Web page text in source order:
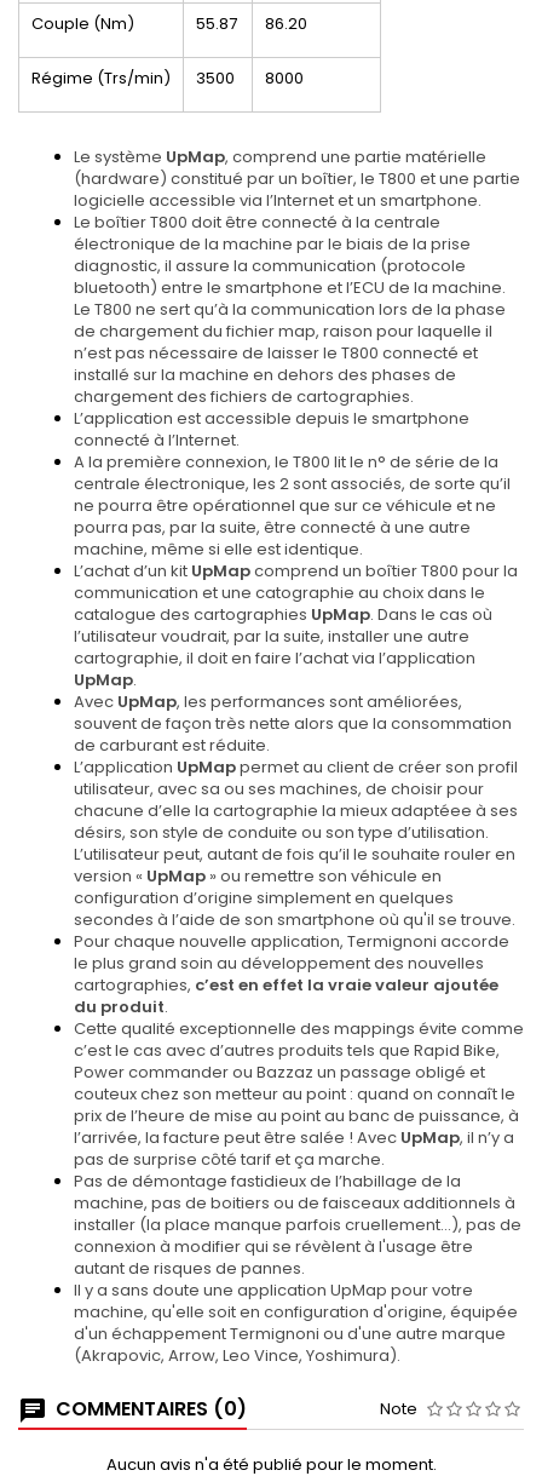
Couple (Nm) 55.87 86.20
Régime (Trs/min) 3500 8000
Le système UpMap, comprend une partie matérielle
(hardware) constitué par un boîtier, le T800 et une partie
logicielle accessible via l’Internet et un smartphone.
Le boîtier T800 doit être connecté à la centrale
électronique de la machine par le biais de la prise
diagnostic, il assure la communication (protocole
bluetooth) entre le smartphone et l’ECU de la machine.
Le T800 ne sert qu’à la communication lors de la phase
de chargement du fichier map, raison pour laquelle il
n’est pas nécessaire de laisser le T800 connecté et
installé sur la machine en dehors des phases de
chargement des fichiers de cartographies.
L’application est accessible depuis le smartphone
connecté à l’Internet.
A la première connexion, le T800 lit le n° de série de la
centrale électronique, les 2 sont associés, de sorte qu’il
ne pourra être opérationnel que sur ce véhicule et ne
pourra pas, par la suite, être connecté à une autre
machine, même si elle est identique.
L’achat d’un kit UpMapcomprend un boîtier T800 pour la
communication et une catographie au choix dans le
catalogue des cartographies UpMap. Dans le cas où
l’utilisateur voudrait, par la suite, installer une autre
cartographie, il doit en faire l’achat via l’application
UpMap.
Avec UpMap, les performances sont améliorées,
souvent de façon très nette alors que la consommation
de carburant est réduite.
L’application UpMappermet au client de créer son profil
utilisateur, avec sa ou ses machines, de choisir pour
chacune d’elle la cartographie la mieux adaptéee à ses
désirs, son style de conduite ou son type d’utilisation.
L’utilisateur peut, autant de fois qu’il le souhaite rouler en
version « UpMap » ou remettre son véhicule en
configuration d’origine simplement en quelques
secondes à l’aide de son smartphone où qu'il se trouve.
Pour chaque nouvelle application, Termignoni accorde
le plus grand soin au développement des nouvelles
cartographies, c’est en effet la vraie valeur ajoutée
du produit.
Cette qualité exceptionnelle des mappings évite comme
c’est le cas avec d’autres produits tels que Rapid Bike,
Power commander ou Bazzaz un passage obligé et
couteux chez son metteur au point : quand on connaît le
prix de l’heure de mise au point au banc de puissance, à
l’arrivée, la facture peut être salée ! Avec UpMap, il n’y a
pas de surprise côté tarif et ça marche.
Pas de démontage fastidieux de l’habillage de la
machine, pas de boitiers ou de faisceaux additionnels à
installer (la place manque parfois cruellement…), pas de
connexion à modifier qui se révèlent à l'usage être
autant de risques de pannes.
Il y a sans doute une application UpMap pour votre
machine, qu'elle soit en configuration d'origine, équipée
d'un échappement Termignoni ou d'une autre marque
(Akrapovic, Arrow, Leo Vince, Yoshimura).
COMMENTAIRES (0) Note
Aucun avis n'a été publié pour le moment.